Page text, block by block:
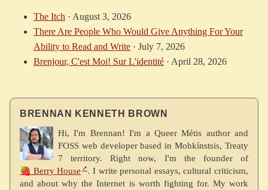
The Itch · August 3, 2026
There Are People Who Would Give Anything For Your
Ability to Read and Write · July 7, 2026
Brenjour, C'est Moi! Sur L'identité · April 28, 2026
BRENNAN KENNETH BROWN
Hi, I'm Brennan! I'm a Queer Métis author and
FOSS web developer based in Mohkínstsis, Treaty
7 territory. Right now, I'm the founder of
🍓 Berry House
. I write personal essays, cultural criticism,
and about why the Internet is worth fighting for. My work